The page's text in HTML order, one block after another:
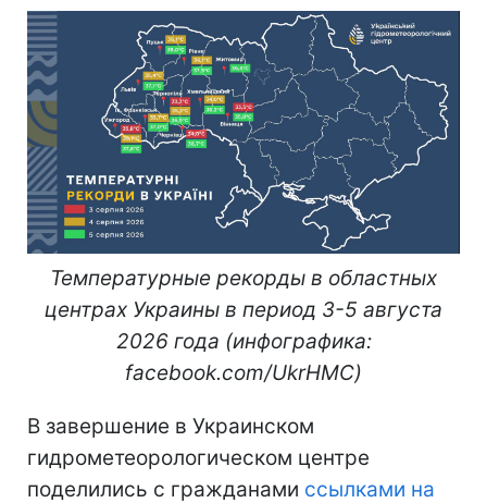
Температурные рекорды в областных
центрах Украины в период 3-5 августа
2026 года (инфографика:
facebook.com/UkrHMC)
В завершение в Украинском
гидрометеорологическом центре
поделились с гражданами ссылками на